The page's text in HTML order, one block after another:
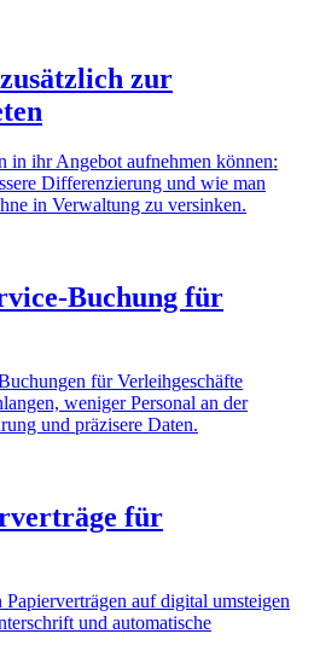
zur
in ihr Angebot aufnehmen können:
Differenzierung und wie man
in Verwaltung zu versinken.
Buchung für
für Verleihgeschäfte
weniger Personal an der
und präzisere Daten.
für
auf digital umsteigen
und automatische